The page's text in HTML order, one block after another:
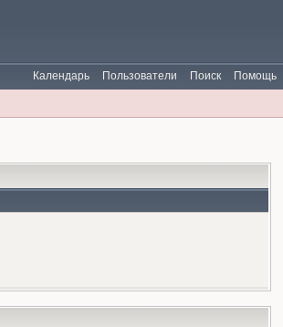
Помощь
Поиск
Пользователи
Календарь